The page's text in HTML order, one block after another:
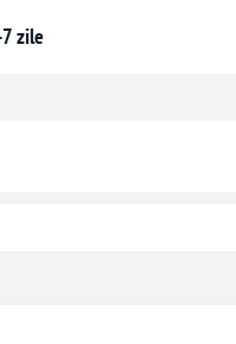
zile